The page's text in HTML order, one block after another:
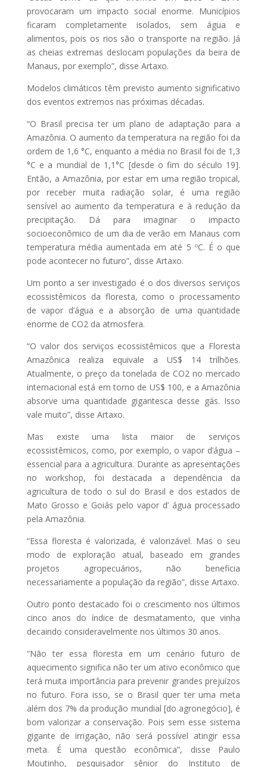
provocaram um impacto social enorme. Municípios
ficaram completamente isolados, sem água e
alimentos, pois os rios são o transporte na região. Já
as cheias extremas deslocam populações da beira de
Manaus, por exemplo”, disse Artaxo.
Modelos climáticos têm previsto aumento significativo
dos eventos extremos nas próximas décadas.
“O Brasil precisa ter um plano de adaptação para a
Amazônia. O aumento da temperatura na região foi da
ordem de 1,6 °C, enquanto a média no Brasil foi de 1,3
°C e a mundial de 1,1°C [desde o fim do século 19].
Então, a Amazônia, por estar em uma região tropical,
por receber muita radiação solar, é uma região
sensível ao aumento da temperatura e à redução da
precipitação. Dá para imaginar o impacto
socioeconômico de um dia de verão em Manaus com
temperatura média aumentada em até 5 ºC. É o que
pode acontecer no futuro”, disse Artaxo.
Um ponto a ser investigado é o dos diversos serviços
ecossistêmicos da floresta, como o processamento
de vapor d’água e a absorção de uma quantidade
enorme de CO2 da atmosfera.
“O valor dos serviços ecossistêmicos que a Floresta
Amazônica realiza equivale a US$ 14 trilhões.
Atualmente, o preço da tonelada de CO2 no mercado
internacional está em torno de US$ 100, e a Amazônia
absorve uma quantidade gigantesca desse gás. Isso
vale muito”, disse Artaxo.
Mas existe uma lista maior de serviços
ecossistêmicos, como, por exemplo, o vapor d’água –
essencial para a agricultura. Durante as apresentações
no workshop, foi destacada a dependência da
agricultura de todo o sul do Brasil e dos estados de
Mato Grosso e Goiás pelo vapor d’ água processado
pela Amazônia.
“Essa floresta é valorizada, é valorizável. Mas o seu
modo de exploração atual, baseado em grandes
projetos agropecuários, não beneficia
necessariamente a população da região”, disse Artaxo.
Outro ponto destacado foi o crescimento nos últimos
cinco anos do índice de desmatamento, que vinha
decaindo consideravelmente nos últimos 30 anos.
“Não ter essa floresta em um cenário futuro de
aquecimento significa não ter um ativo econômico que
terá muita importância para prevenir grandes prejuízos
no futuro. Fora isso, se o Brasil quer ter uma meta
além dos 7% da produção mundial [do agronegócio], é
bom valorizar a conservação. Pois sem esse sistema
gigante de irrigação, não será possível atingir essa
meta. É uma questão econômica”, disse Paulo
Moutinho, pesquisador sênior do Instituto de